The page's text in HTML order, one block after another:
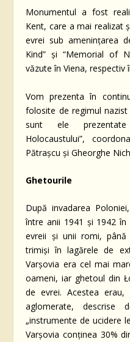
Monumentul a fost
Kent, care a mai realizat
evrei sub ameninţarea
Kind” şi “Memorial of
văzute în Viena, respectiv
Vom prezenta în
folosite de regimul
sunt ele
Holocaustului”,
Pătrașcu și Gheorghe
Ghetourile
După invadarea
între anii 1941 și 1942
evreii și unii romi,
trimiși în lagărele de
Varșovia era cel mai
oameni, iar ghetoul din
de evrei. Acestea
aglomerate, descrise
„instrumente de ucidere
Varșovia conținea 30%